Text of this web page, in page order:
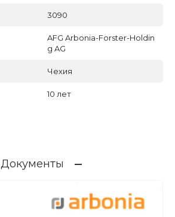
3090
AFG Arbonia-Forster-Holdin
g AG
Чехия
10 лет
Документы